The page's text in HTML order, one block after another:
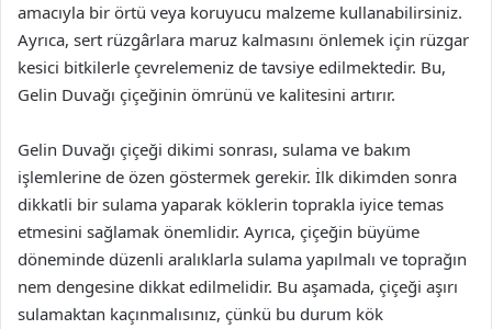
amacıyla bir örtü veya koruyucu malzeme kullanabilirsiniz.
Ayrıca, sert rüzgârlara maruz kalmasını önlemek için rüzgar
kesici bitkilerle çevrelemeniz de tavsiye edilmektedir. Bu,
Gelin Duvağı çiçeğinin ömrünü ve kalitesini artırır.
Gelin Duvağı çiçeği dikimi sonrası, sulama ve bakım
işlemlerine de özen göstermek gerekir. İlk dikimden sonra
dikkatli bir sulama yaparak köklerin toprakla iyice temas
etmesini sağlamak önemlidir. Ayrıca, çiçeğin büyüme
döneminde düzenli aralıklarla sulama yapılmalı ve toprağın
nem dengesine dikkat edilmelidir. Bu aşamada, çiçeği aşırı
sulamaktan kaçınmalısınız, çünkü bu durum kök